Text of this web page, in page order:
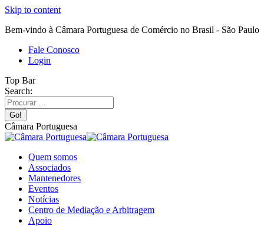
Skip to content
Bem-vindo à Câmara Portuguesa de Comércio no Brasil - São Paulo
Fale Conosco
Login
Top Bar
Search:
Câmara Portuguesa
Quem somos
Associados
Mantenedores
Eventos
Notícias
Centro de Mediação e Arbitragem
Apoio